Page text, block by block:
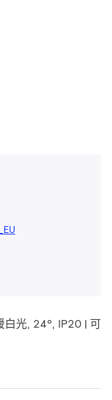
白光, 24°, IP20 | 可